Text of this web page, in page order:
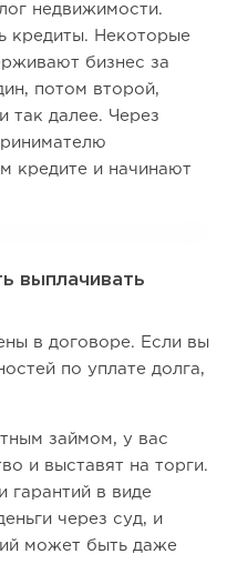
недвижимости.
кредиты. Некоторые
бизнес за
потом второй,
так далее. Через
кредите и начинают
выплачивать
в договоре. Если вы
по уплате долга,
займом, у вас
и выставят на торги.
гарантий в виде
через суд, и
может быть даже